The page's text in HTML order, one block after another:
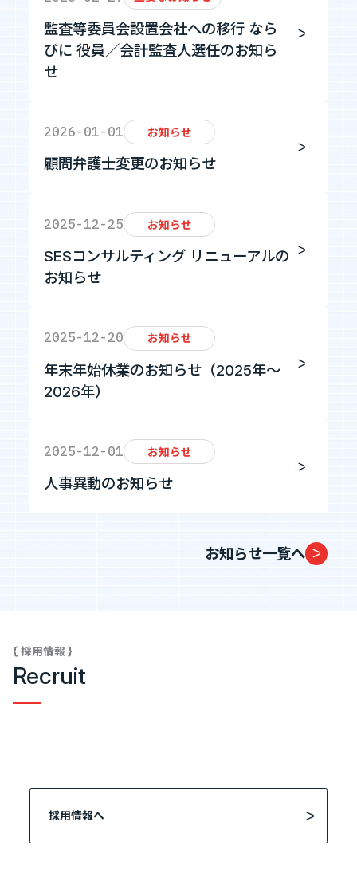
監査等委員会設置会社への移行 なら
びに 役員／会計監査人選任のお知ら
せ
2026-01-01 お知らせ
顧問弁護士変更のお知らせ
2025-12-25 お知らせ
SESコンサルティング リニューアルの
お知らせ
2025-12-20 お知らせ
年末年始休業のお知らせ（2025年～
2026年）
2025-12-01 お知らせ
人事異動のお知らせ
お知らせ一覧へ
{ 採用情報 }
Recruit
採用情報へ